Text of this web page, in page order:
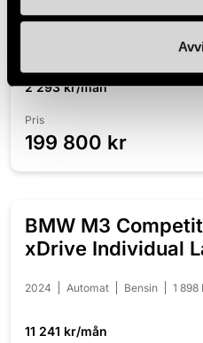
2 293 kr/mån
Pris
199 800 kr
BMW M3
xDrive Individual
2024 Automat Bensin 1 898
11 241 kr/mån